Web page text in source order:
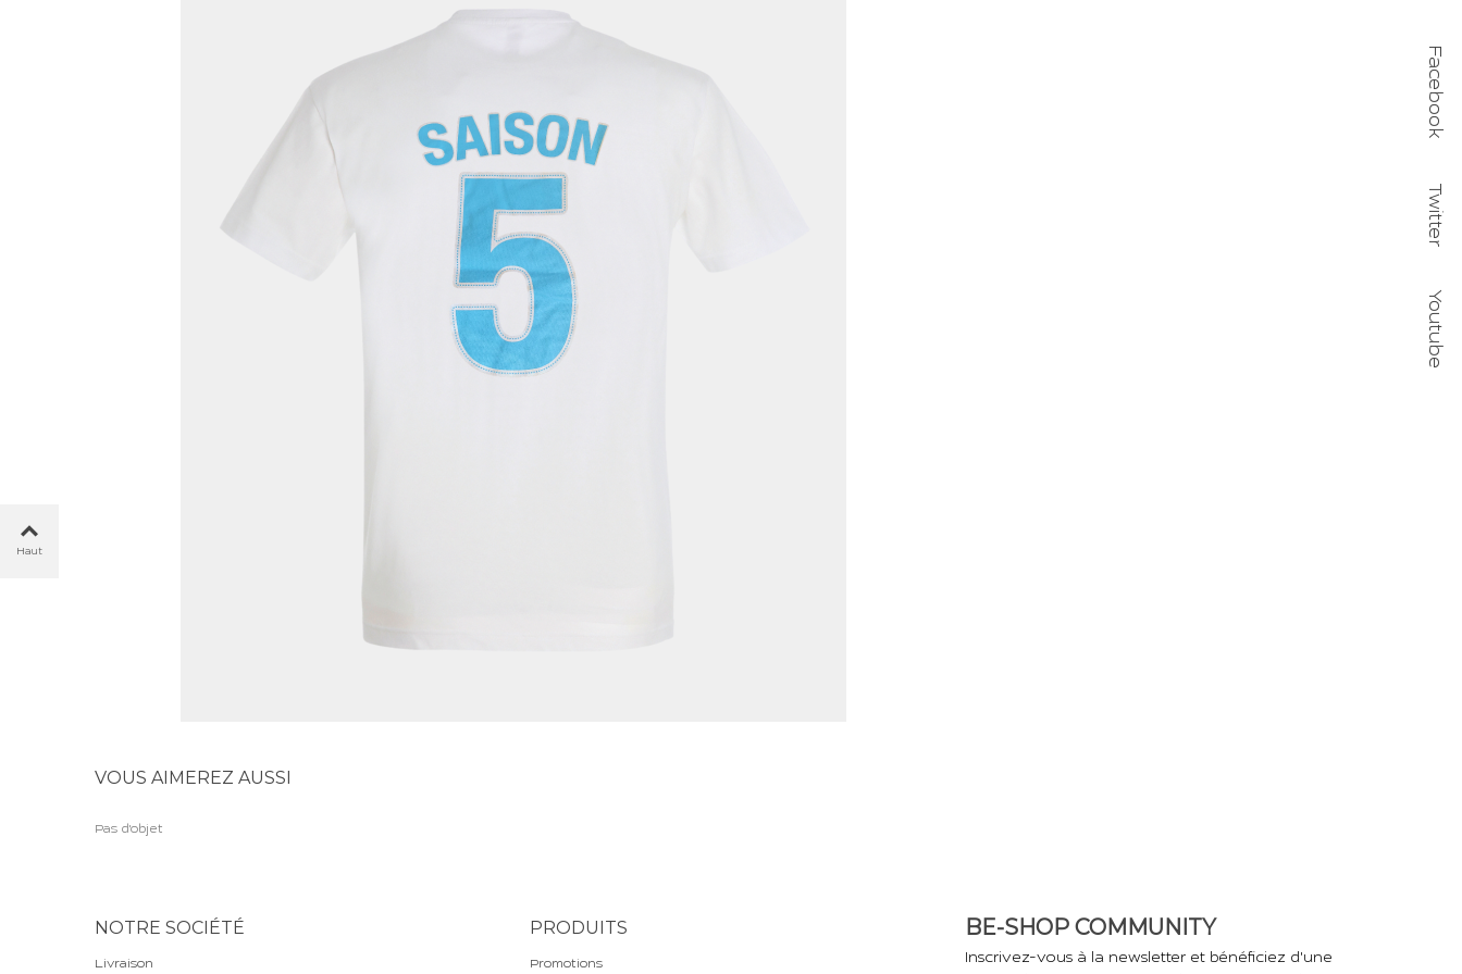
VOUS AIMEREZ AUSSI
Pas d'objet
Facebook
Twitter
Youtube
NOTRE SOCIÉTÉ
Livraison
PRODUITS
Promotions
BE-SHOP COMMUNITY
Inscrivez-vous à la newsletter et bénéficiez d'une
Haut
Recevez nos offres spéciales
Inscrivez-vous à la newsletter et bénéficiez d'une remise de 10% sur votre